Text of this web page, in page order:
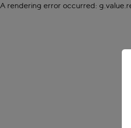
A rendering error occurred: